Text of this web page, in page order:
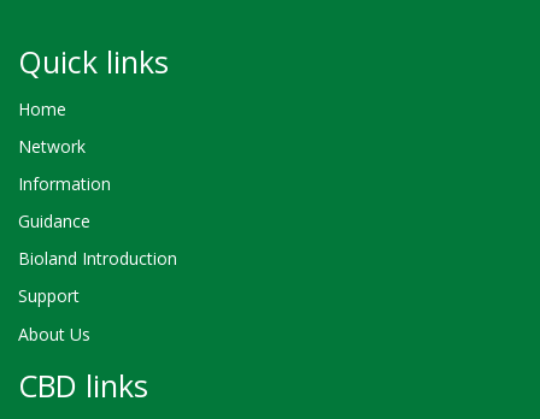
Quick links
Home
Network
Information
Guidance
Bioland Introduction
Support
About Us
CBD links